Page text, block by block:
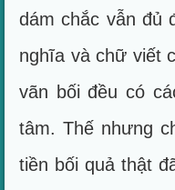
dám chắc vẫn đủ
nghĩa và chữ viết
vãn bối đều có
tâm. Thế nhưng
tiền bối quả thật